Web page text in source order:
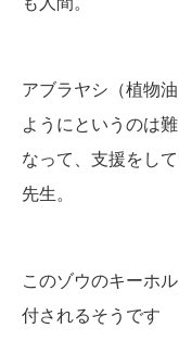
アブラヤシ（植物
ようにというのは
なって、支援をし
先生。
このゾウのキーホ
付されるそうです